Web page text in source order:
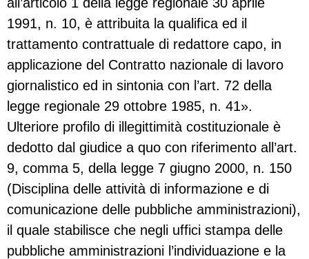
1991, n. 10, è attribuita la qualifica ed il
trattamento contrattuale di redattore capo, in
applicazione del Contratto nazionale di lavoro
giornalistico ed in sintonia con l’art. 72 della
legge regionale 29 ottobre 1985, n. 41».
Ulteriore profilo di illegittimità costituzionale è
dedotto dal giudice a quo con riferimento all’art.
9, comma 5, della legge 7 giugno 2000, n. 150
(Disciplina delle attività di informazione e di
comunicazione delle pubbliche amministrazioni),
il quale stabilisce che negli uffici stampa delle
pubbliche amministrazioni l’individuazione e la